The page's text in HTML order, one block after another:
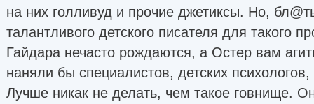
на них голливуд и прочие джетиксы. Но,
талантливого детского писателя для такого
Гайдара нечасто рождаются, а Остер вам
наняли бы специалистов, детских
Лучше никак не делать, чем такое говнище.